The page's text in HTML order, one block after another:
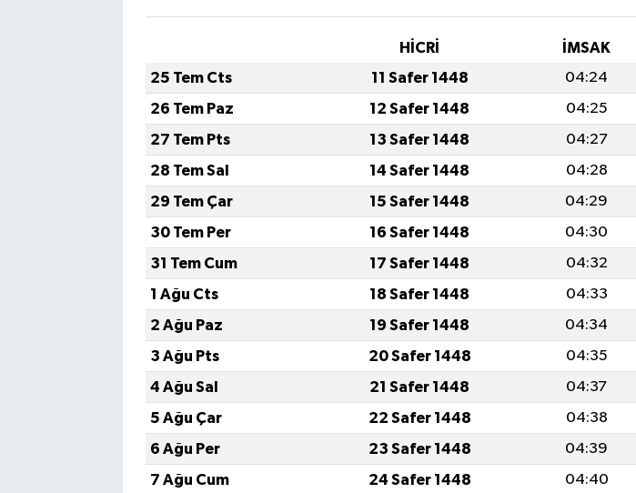
HİCRİ İMSAK
25 Tem Cts
11 Safer 1448 04:24
26 Tem Paz
12 Safer 1448 04:25
27 Tem Pts
13 Safer 1448 04:27
28 Tem Sal
14 Safer 1448 04:28
29 Tem Çar
15 Safer 1448 04:29
30 Tem Per
16 Safer 1448 04:30
31 Tem Cum
17 Safer 1448 04:32
1 Ağu Cts
18 Safer 1448 04:33
2 Ağu Paz
19 Safer 1448 04:34
3 Ağu Pts
20 Safer 1448 04:35
4 Ağu Sal
21 Safer 1448 04:37
5 Ağu Çar
22 Safer 1448 04:38
6 Ağu Per
23 Safer 1448 04:39
7 Ağu Cum
24 Safer 1448 04:40